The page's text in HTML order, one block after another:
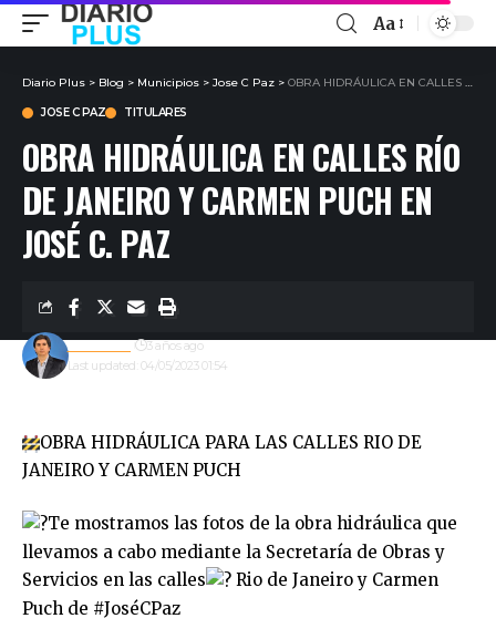
Aa
Diario Plus > Blog > Municipios > Jose C Paz > OBRA HIDRÁULICA EN CALLES RÍO DE JANEIRO Y CARMEN PUCH EN JOSÉ C. PAZ
JOSE C PAZ TITULARES
OBRA HIDRÁULICA EN CALLES RÍO
DE JANEIRO Y CARMEN PUCH EN
JOSÉ C. PAZ
Last updated: 04/05/2023 01:54
Redacción 3 años ago
OBRA HIDRÁULICA PARA LAS CALLES RIO DE
JANEIRO Y CARMEN PUCH
Te mostramos las fotos de la obra hidráulica que
llevamos a cabo mediante la Secretaría de Obras y
Servicios en las calles
Rio de Janeiro y Carmen
Puch de #JoséCPaz